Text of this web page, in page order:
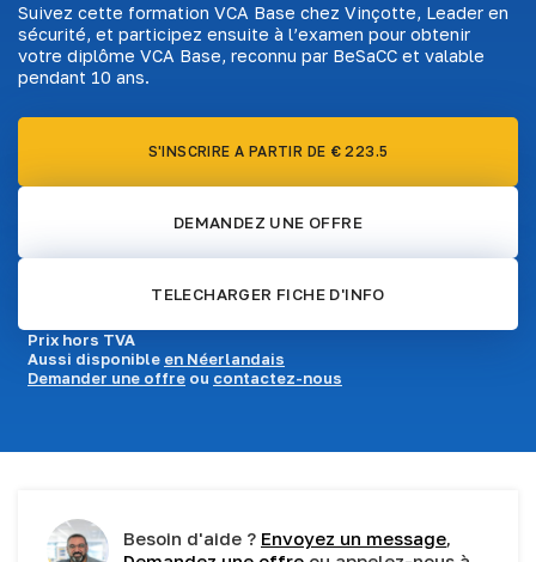
Suivez cette formation VCA Base chez Vinçotte, Leader en
sécurité, et participez ensuite à l’examen pour obtenir
votre diplôme VCA Base, reconnu par BeSaCC et valable
pendant 10 ans.
S'INSCRIRE A PARTIR DE € 223.5
DEMANDEZ UNE OFFRE
TELECHARGER FICHE D'INFO
Prix hors TVA
Aussi disponible en Néerlandais
Demander une offre ou contactez-nous
Besoin d'aide ? Envoyez un message,